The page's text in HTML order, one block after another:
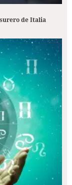
de Italia